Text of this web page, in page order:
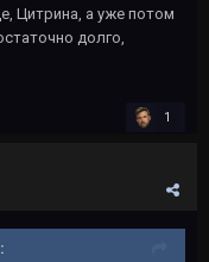
Цитрина, а уже потом
долго,
1